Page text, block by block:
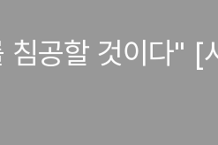
공할 것이다" [